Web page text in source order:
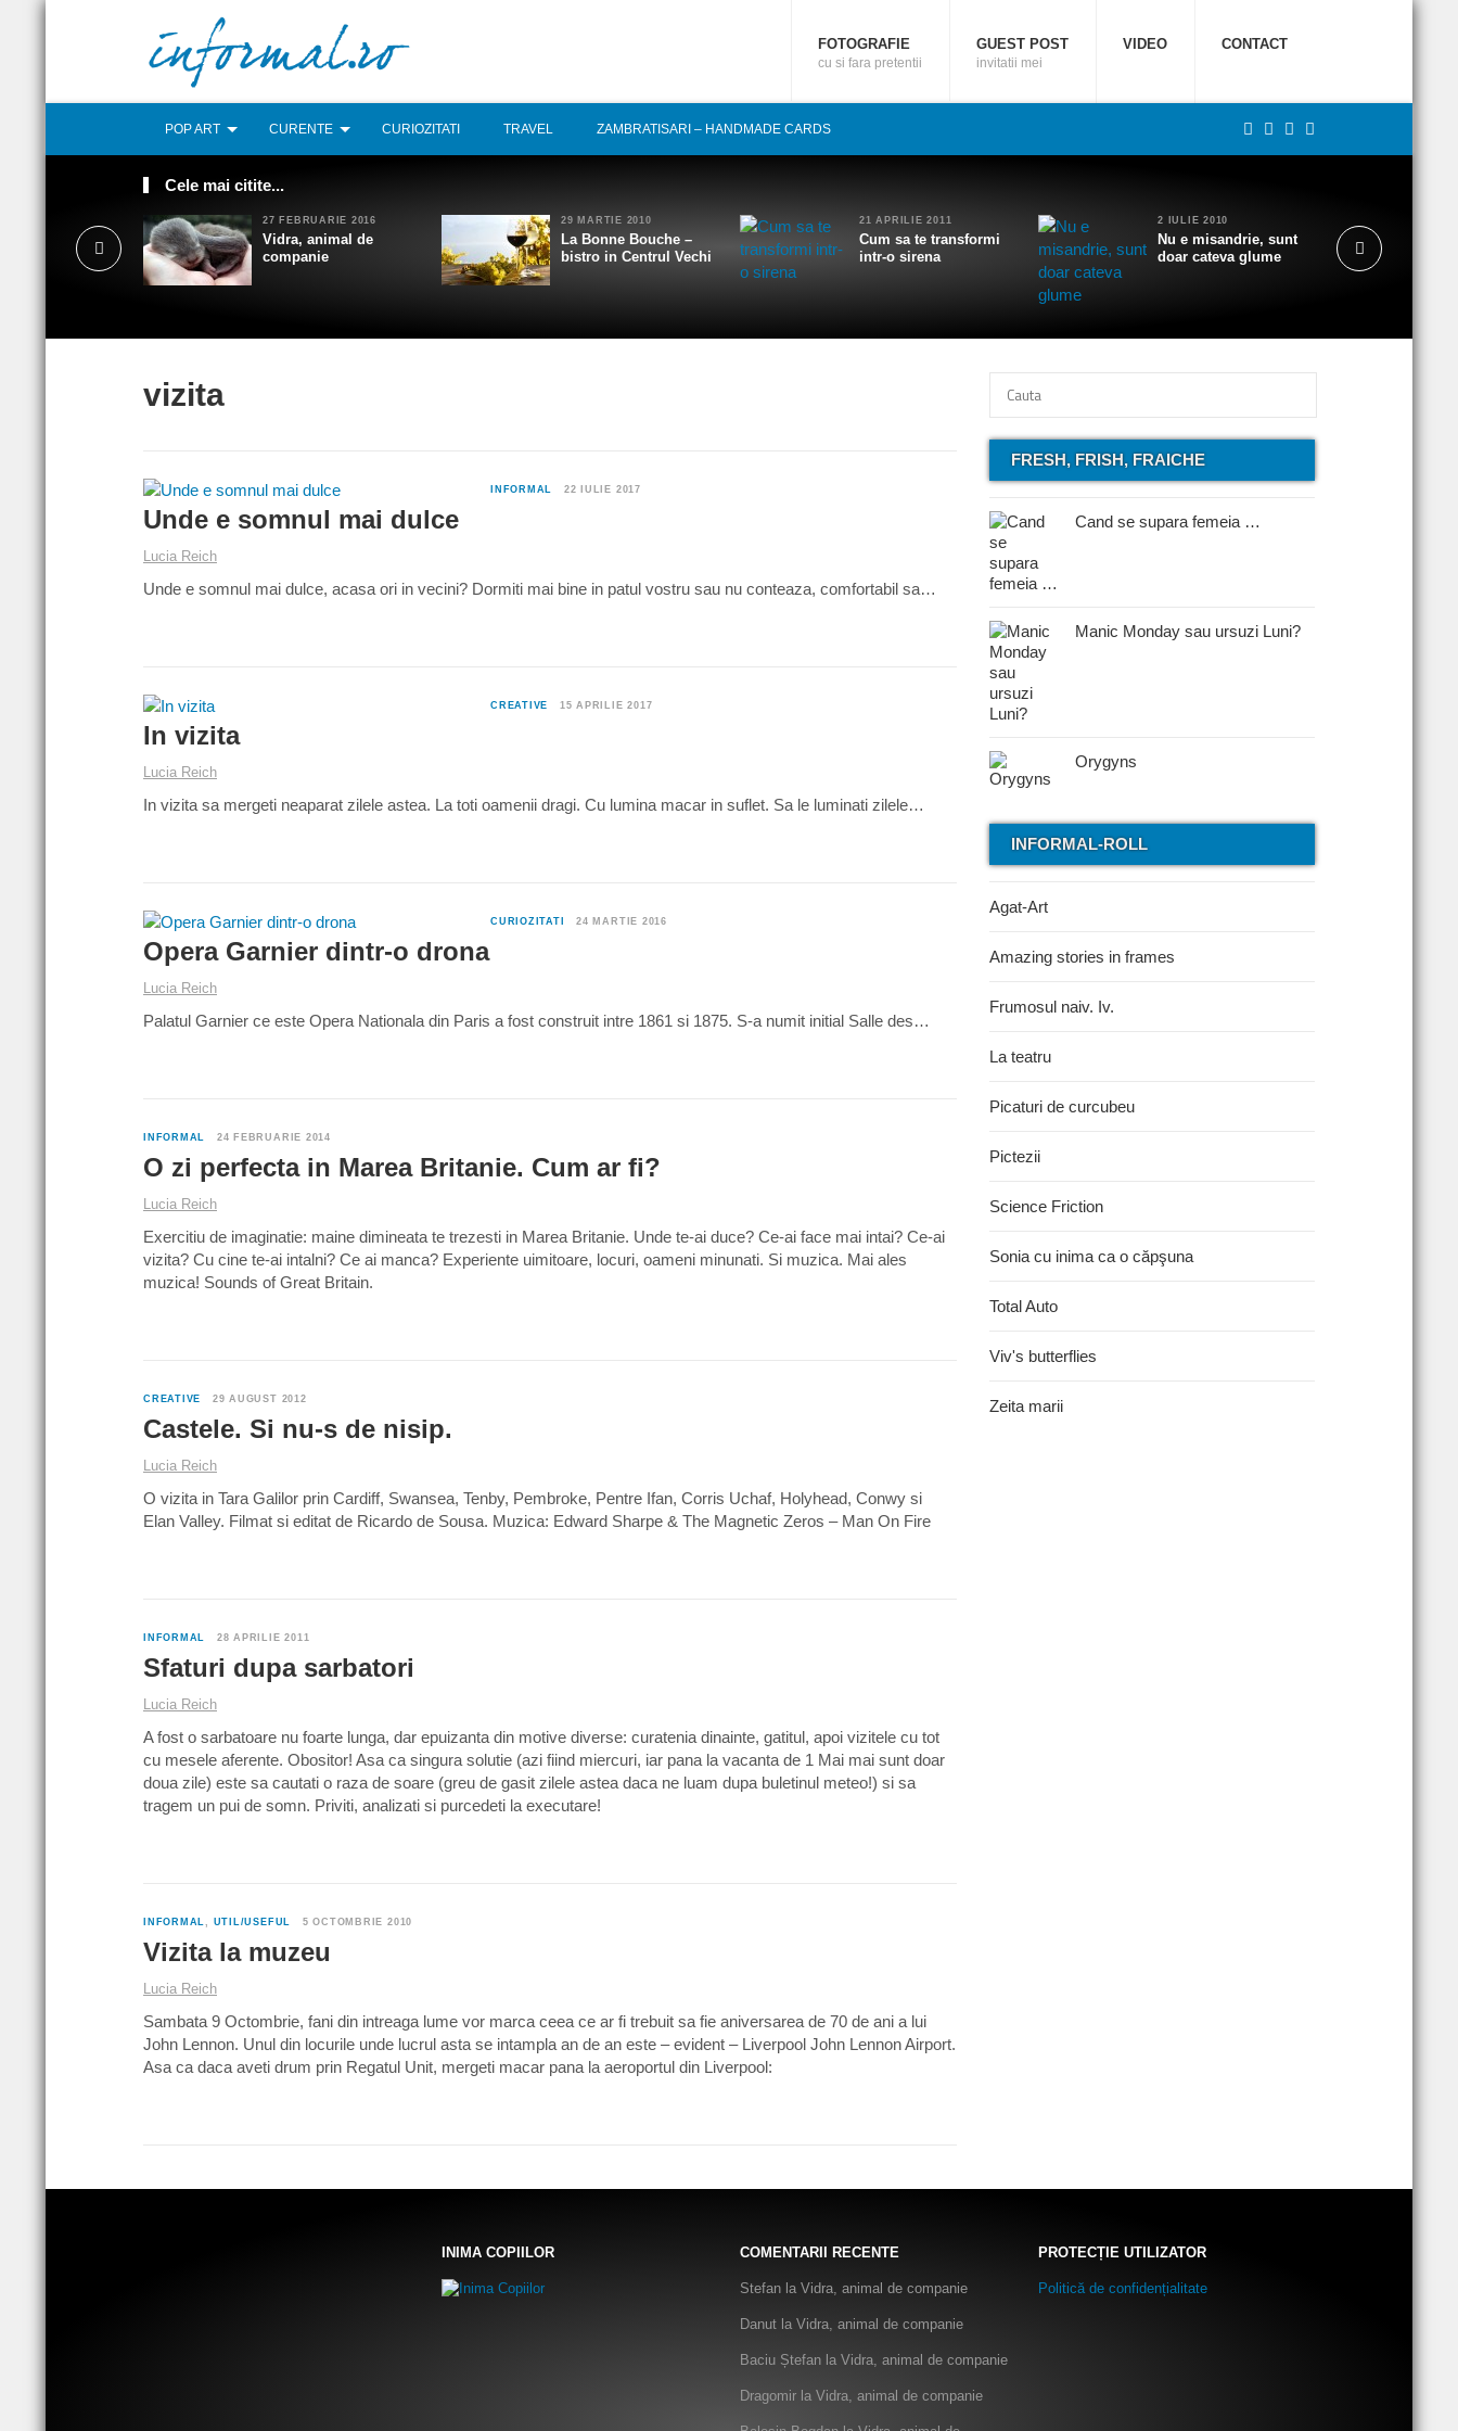
FOTOGRAFIE
cu si fara pretentii
GUEST POST
invitatii mei
VIDEO CONTACT
POP ART CURENTE CURIOZITATI TRAVEL ZAMBRATISARI – HANDMADE CARDS
Cele mai citite...
27 FEBRUARIE 2016
Vidra, animal de
companie
29 MARTIE 2010
La Bonne Bouche –
bistro in Centrul Vechi
21 APRILIE 2011
Cum sa te transformi
intr-o sirena
2 IULIE 2010
Nu e misandrie, sunt
doar cateva glume
vizita
INFORMAL 22 IULIE 2017
Unde e somnul mai dulce
Lucia Reich
Unde e somnul mai dulce, acasa ori in vecini? Dormiti mai bine in patul vostru sau nu conteaza, comfortabil sa…
CREATIVE 15 APRILIE 2017
In vizita
Lucia Reich
In vizita sa mergeti neaparat zilele astea. La toti oamenii dragi. Cu lumina macar in suflet. Sa le luminati zilele…
CURIOZITATI 24 MARTIE 2016
Opera Garnier dintr-o drona
Lucia Reich
Palatul Garnier ce este Opera Nationala din Paris a fost construit intre 1861 si 1875. S-a numit initial Salle des…
INFORMAL 24 FEBRUARIE 2014
O zi perfecta in Marea Britanie. Cum ar fi?
Lucia Reich
Exercitiu de imaginatie: maine dimineata te trezesti in Marea Britanie. Unde te-ai duce? Ce-ai face mai intai? Ce-ai
vizita? Cu cine te-ai intalni? Ce ai manca? Experiente uimitoare, locuri, oameni minunati. Si muzica. Mai ales
muzica! Sounds of Great Britain.
CREATIVE 29 AUGUST 2012
Castele. Si nu-s de nisip.
Lucia Reich
O vizita in Tara Galilor prin Cardiff, Swansea, Tenby, Pembroke, Pentre Ifan, Corris Uchaf, Holyhead, Conwy si
Elan Valley. Filmat si editat de Ricardo de Sousa. Muzica: Edward Sharpe & The Magnetic Zeros – Man On Fire
INFORMAL 28 APRILIE 2011
Sfaturi dupa sarbatori
Lucia Reich
A fost o sarbatoare nu foarte lunga, dar epuizanta din motive diverse: curatenia dinainte, gatitul, apoi vizitele cu tot
cu mesele aferente. Obositor! Asa ca singura solutie (azi fiind miercuri, iar pana la vacanta de 1 Mai mai sunt doar
doua zile) este sa cautati o raza de soare (greu de gasit zilele astea daca ne luam dupa buletinul meteo!) si sa
tragem un pui de somn. Priviti, analizati si purcedeti la executare!
INFORMAL, UTIL/USEFUL 5 OCTOMBRIE 2010
Vizita la muzeu
Lucia Reich
Sambata 9 Octombrie, fani din intreaga lume vor marca ceea ce ar fi trebuit sa fie aniversarea de 70 de ani a lui
John Lennon. Unul din locurile unde lucrul asta se intampla an de an este – evident – Liverpool John Lennon Airport.
Asa ca daca aveti drum prin Regatul Unit, mergeti macar pana la aeroportul din Liverpool:
FRESH, FRISH, FRAICHE
Cand se supara femeia …
Manic Monday sau ursuzi Luni?
Orygyns
INFORMAL-ROLL
Agat-Art
Amazing stories in frames
Frumosul naiv. Iv.
La teatru
Picaturi de curcubeu
Pictezii
Science Friction
Sonia cu inima ca o căpşuna
Total Auto
Viv's butterflies
Zeita marii
INIMA COPIILOR COMENTARII RECENTE
Stefan la Vidra, animal de companie
Danut la Vidra, animal de companie
Baciu Ștefan la Vidra, animal de companie
Dragomir la Vidra, animal de companie
PROTECȚIE UTILIZATOR
Politică de confidențialitate